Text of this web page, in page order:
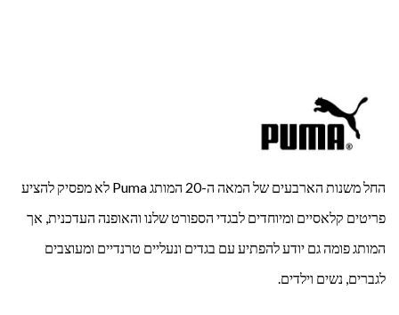
החל משנות הארבעים של המאה ה-20 המותג Puma לא מפסיק להציע
פריטים קלאסיים ומיוחדים לבגדי הספורט שלנו והאופנה העדכנית, אך
המותג פומה גם יודע להפתיע עם בגדים ונעליים טרנדיים ומעוצבים
לגברים, נשים וילדים.